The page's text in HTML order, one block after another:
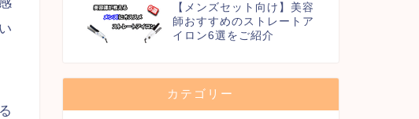
【メンズセット向け】美容
師おすすめのストレートア
イロン6選をご紹介
カテゴリー